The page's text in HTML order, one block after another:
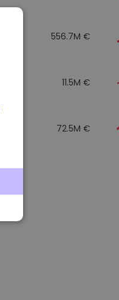
556.7M €
11.5M €
72.5M €